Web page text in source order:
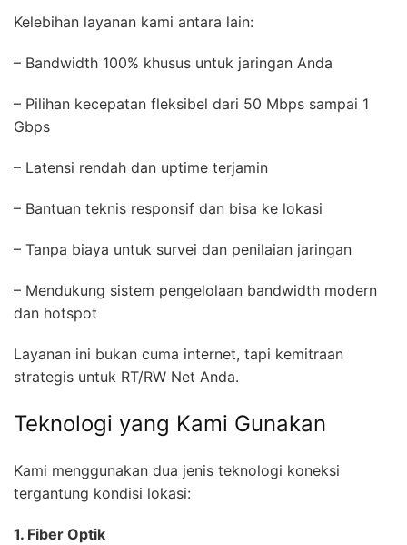
Kelebihan layanan kami antara lain:
– Bandwidth 100% khusus untuk jaringan Anda
– Pilihan kecepatan fleksibel dari 50 Mbps sampai 1
Gbps
– Latensi rendah dan uptime terjamin
– Bantuan teknis responsif dan bisa ke lokasi
– Tanpa biaya untuk survei dan penilaian jaringan
– Mendukung sistem pengelolaan bandwidth modern
dan hotspot
Layanan ini bukan cuma internet, tapi kemitraan
strategis untuk RT/RW Net Anda.
Teknologi yang Kami Gunakan
Kami menggunakan dua jenis teknologi koneksi
tergantung kondisi lokasi:
1. Fiber Optik